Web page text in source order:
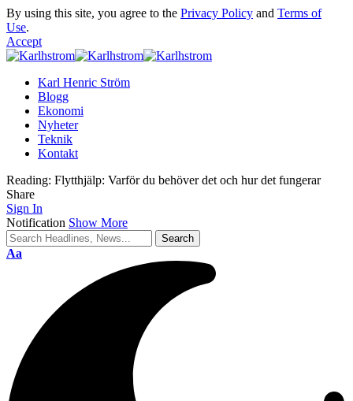
By using this site, you agree to the Privacy Policy and Terms of
Use.
Accept
Karl Henric Ström
Blogg
Ekonomi
Nyheter
Teknik
Kontakt
Reading: Flytthjälp: Varför du behöver det och hur det fungerar
Share
Sign In
Notification Show More
Font
Aa